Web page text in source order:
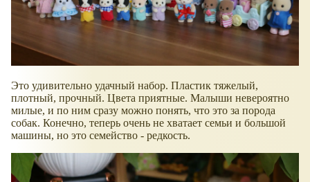
Это удивительно удачный набор. Пластик тяжелый,
плотный, прочный. Цвета приятные. Малыши невероятно
милые, и по ним сразу можно понять, что это за порода
собак. Конечно, теперь очень не хватает семьи и большой
машины, но это семейство - редкость.